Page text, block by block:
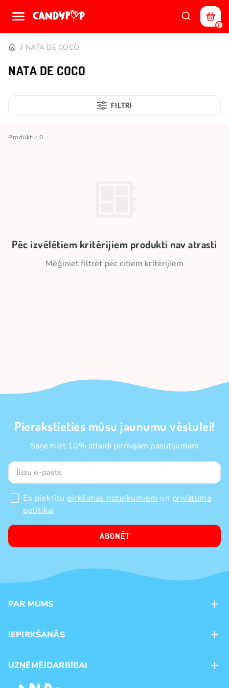
0
NATA DE COCO
NATA DE COCO
FILTRI
Produktu: 0
Pēc izvēlētiem kritērijiem produkti nav atrasti
Mēģiniet filtrēt pēc citiem kritērijiem
Pierakstieties mūsu jaunumu vēstulei!
Saņemiet 10% atlaidi pirmajam pasūtījumam
Es piekrītu pirkšanas noteikumiem un privātuma
politikai
ABONĒT
PAR MUMS
Veikali
Preču zīmoli
IEPIRKŠANĀS
Piegāde
UZŅĒMĒJDARBĪBAI
Franšīze